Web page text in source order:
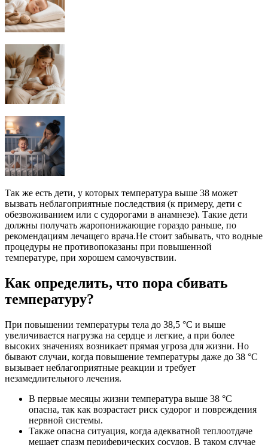
Так же есть дети, у которых температура выше 38 может
вызвать неблагоприятные последствия (к примеру, дети с
обезвоживанием или с судорогами в анамнезе). Такие дети
должны получать жаропонижающие гораздо раньше, по
рекомендациям лечащего врача.Не стоит забывать, что водные
процедуры не противопоказаны при повышенной
температуре, при хорошем самочувствии.
Как определить, что пора сбивать
температуру?
При повышении температуры тела до 38,5 °С и выше
увеличивается нагрузка на сердце и легкие, а при более
высоких значениях возникает прямая угроза для жизни. Но
бывают случаи, когда повышение температуры даже до 38 °С
вызывает неблагоприятные реакции и требует
незамедлительного лечения.
В первые месяцы жизни температура выше 38 °С
опасна, так как возрастает риск судорог и повреждения
нервной системы.
Также опасна ситуация, когда адекватной теплоотдаче
мешает спазм периферических сосудов. В таком случае